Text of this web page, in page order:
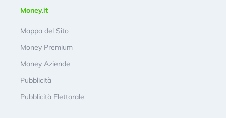
Money.it
Mappa del Sito
Money Premium
Money Aziende
Pubblicità
Pubblicità Elettorale